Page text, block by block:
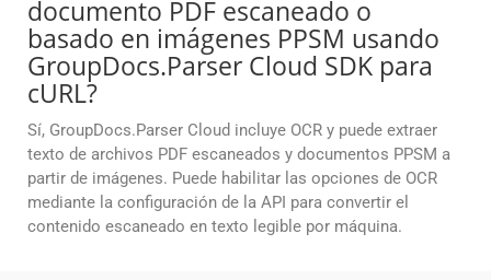
documento PDF escaneado o
basado en imágenes PPSM usando
GroupDocs.Parser Cloud SDK para
cURL?
Sí, GroupDocs.Parser Cloud incluye OCR y puede extraer
texto de archivos PDF escaneados y documentos PPSM a
partir de imágenes. Puede habilitar las opciones de OCR
mediante la configuración de la API para convertir el
contenido escaneado en texto legible por máquina.